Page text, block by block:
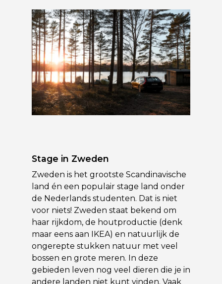
Stage in Zweden
Zweden is het grootste Scandinavische
land én een populair stage land onder
de Nederlands studenten. Dat is niet
voor niets! Zweden staat bekend om
haar rijkdom, de houtproductie (denk
maar eens aan IKEA) en natuurlijk de
ongerepte stukken natuur met veel
bossen en grote meren. In deze
gebieden leven nog veel dieren die je in
andere landen niet kunt vinden. Vaak